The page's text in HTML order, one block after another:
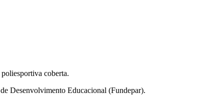
coberta.
Desenvolvimento Educacional (Fundepar).